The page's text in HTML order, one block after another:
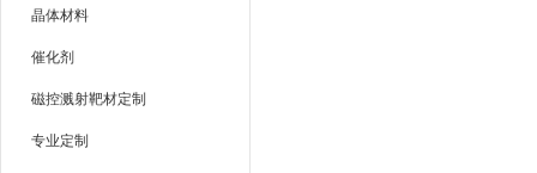
晶体材料
催化剂
磁控溅射靶材定制
专业定制